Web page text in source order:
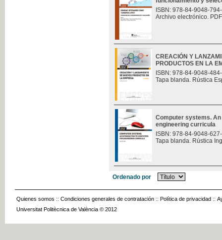
ISBN: 978-84-9048-
Archivo electrónico.
CREACIÓN Y
PRODUCTOS EN LA
ISBN: 978-84-9048-
Tapa blanda. Rústica
Computer systems.
engineering curricula
ISBN: 978-84-9048-
Tapa blanda. Rústica
Ordenado por
Quienes somos :: Condiciones generales de contratación :: Política de privacidad ::
Universitat Politècnica de València © 2012